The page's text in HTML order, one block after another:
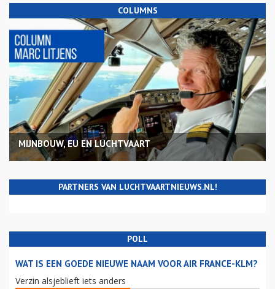
COLUMNS
MIJNBOUW, EU EN LUCHTVAART
PARTNERS VAN LUCHTVAARTNIEUWS.NL!
POLL
WAT IS EEN GOEDE NIEUWE NAAM VOOR AIR FRANCE-KLM?
Verzin alsjeblieft iets anders